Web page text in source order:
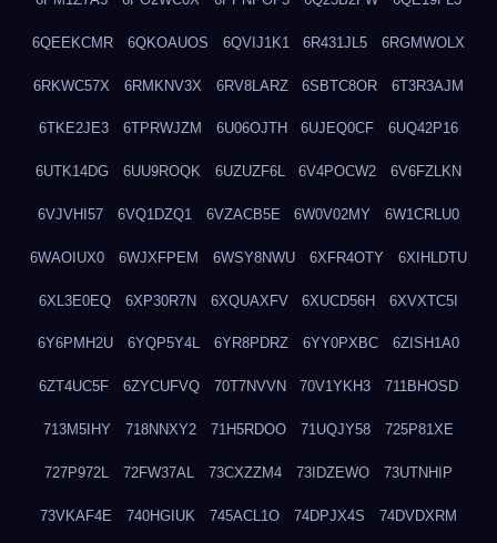
6QEEKCMR 6QKOAUOS 6QVIJ1K1 6R431JL5 6RGMWOLX
6RKWC57X 6RMKNV3X 6RV8LARZ 6SBTC8OR 6T3R3AJM
6TKE2JE3 6TPRWJZM 6U06OJTH 6UJEQ0CF 6UQ42P16
6UTK14DG 6UU9ROQK 6UZUZF6L 6V4POCW2 6V6FZLKN
6VJVHI57 6VQ1DZQ1 6VZACB5E 6W0V02MY 6W1CRLU0
6WAOIUX0 6WJXFPEM 6WSY8NWU 6XFR4OTY 6XIHLDTU
6XL3E0EQ 6XP30R7N 6XQUAXFV 6XUCD56H 6XVXTC5I
6Y6PMH2U 6YQP5Y4L 6YR8PDRZ 6YY0PXBC 6ZISH1A0
6ZT4UC5F 6ZYCUFVQ 70T7NVVN 70V1YKH3 711BHOSD
713M5IHY 718NNXY2 71H5RDOO 71UQJY58 725P81XE
727P972L 72FW37AL 73CXZZM4 73IDZEWO 73UTNHIP
73VKAF4E 740HGIUK 745ACL1O 74DPJX4S 74DVDXRM